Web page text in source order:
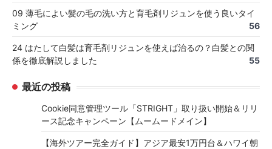
09 薄毛によい髪の毛の洗い方と育毛剤リジュンを使う良いタイ
ミング
56
24 はたして白髪は育毛剤リジュンを使えば治るの？白髪との関
係を徹底解説しました
55
最近の投稿
Cookie同意管理ツール「STRIGHT」取り扱い開始＆リリ
ース記念キャンペーン【ムームードメイン】
【海外ツアー完全ガイド】アジア最安1万円台＆ハワイ朝